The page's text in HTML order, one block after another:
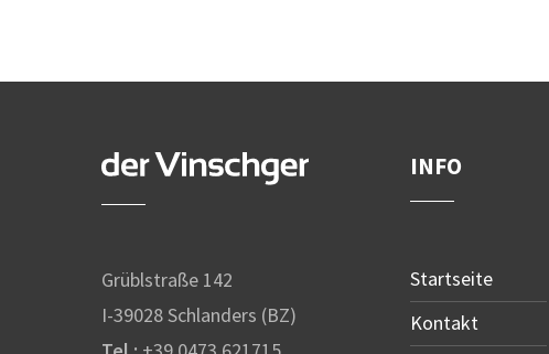
Grüblstraße 142
I-39028 Schlanders (BZ)
INFO
Startseite
Kontakt